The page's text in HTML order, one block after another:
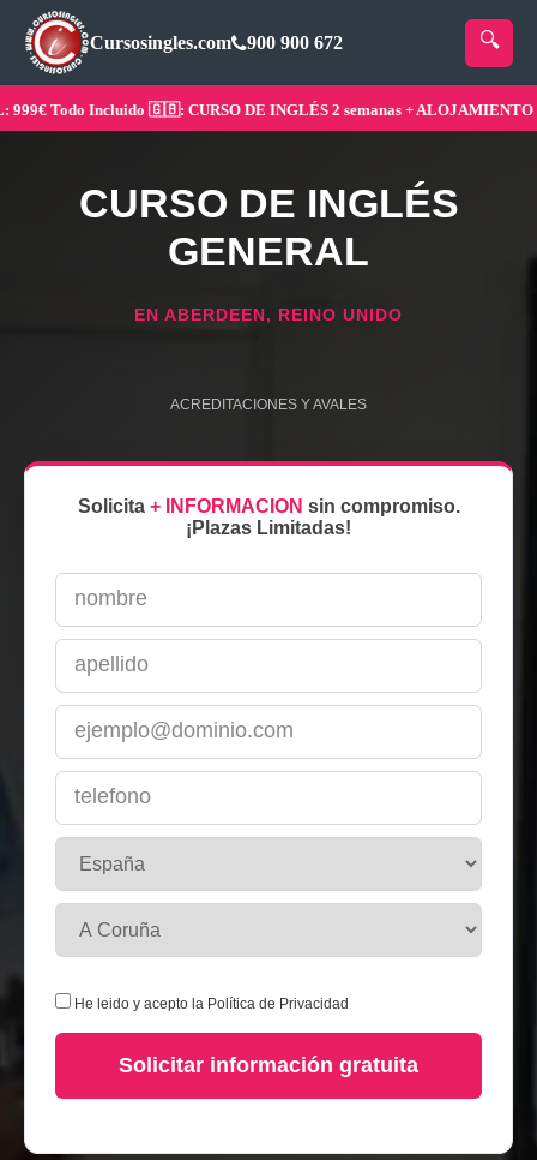
Cursosingles.com 900 900 672
Todo Incluido 🇬🇧: CURSO DE INGLÉS 2 semanas + ALOJAMIENTO
CURSO DE INGLÉS
GENERAL
EN ABERDEEN, REINO UNIDO
ACREDITACIONES Y AVALES
Solicita + INFORMACION sin compromiso.
¡Plazas Limitadas!
He leido y acepto la Política de Privacidad
Solicitar información gratuita